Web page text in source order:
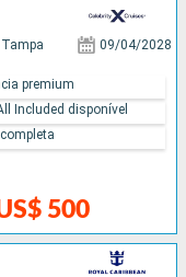
Tampa 09/04/2028
500
premium
Included disponível